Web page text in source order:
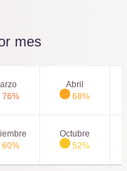
mes
76%
Abril
68%
60%
Octubre
52%